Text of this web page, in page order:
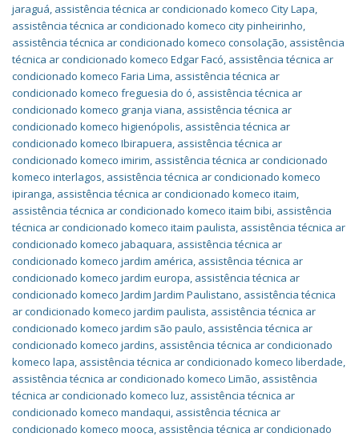
jaraguá, assistência técnica ar condicionado komeco City Lapa,
assistência técnica ar condicionado komeco city pinheirinho,
assistência técnica ar condicionado komeco consolação, assistência
técnica ar condicionado komeco Edgar Facó, assistência técnica ar
condicionado komeco Faria Lima, assistência técnica ar
condicionado komeco freguesia do ó, assistência técnica ar
condicionado komeco granja viana, assistência técnica ar
condicionado komeco higienópolis, assistência técnica ar
condicionado komeco Ibirapuera, assistência técnica ar
condicionado komeco imirim, assistência técnica ar condicionado
komeco interlagos, assistência técnica ar condicionado komeco
ipiranga, assistência técnica ar condicionado komeco itaim,
assistência técnica ar condicionado komeco itaim bibi, assistência
técnica ar condicionado komeco itaim paulista, assistência técnica ar
condicionado komeco jabaquara, assistência técnica ar
condicionado komeco jardim américa, assistência técnica ar
condicionado komeco jardim europa, assistência técnica ar
condicionado komeco Jardim Jardim Paulistano, assistência técnica
ar condicionado komeco jardim paulista, assistência técnica ar
condicionado komeco jardim são paulo, assistência técnica ar
condicionado komeco jardins, assistência técnica ar condicionado
komeco lapa, assistência técnica ar condicionado komeco liberdade,
assistência técnica ar condicionado komeco Limão, assistência
técnica ar condicionado komeco luz, assistência técnica ar
condicionado komeco mandaqui, assistência técnica ar
condicionado komeco mooca, assistência técnica ar condicionado